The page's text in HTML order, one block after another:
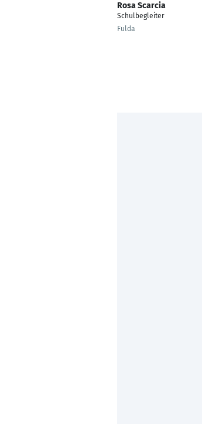
Rosa Scarcia
Schulbegleiter
Fulda